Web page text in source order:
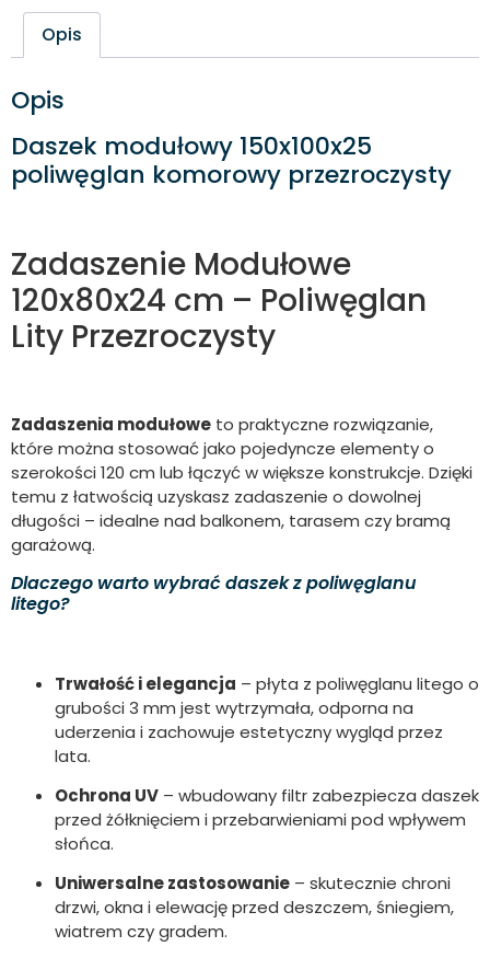
Opis
Opis
Daszek modułowy 150x100x25
poliwęglan komorowy przezroczysty
Zadaszenie Modułowe
120x80x24 cm – Poliwęglan
Lity Przezroczysty
Zadaszenia modułowe to praktyczne rozwiązanie,
które można stosować jako pojedyncze elementy o
szerokości 120 cm lub łączyć w większe konstrukcje. Dzięki
temu z łatwością uzyskasz zadaszenie o dowolnej
długości – idealne nad balkonem, tarasem czy bramą
garażową.
Dlaczego warto wybrać daszek z poliwęglanu
litego?
Trwałość i elegancja – płyta z poliwęglanu litego o
grubości 3 mm jest wytrzymała, odporna na
uderzenia i zachowuje estetyczny wygląd przez
lata.
Ochrona UV – wbudowany filtr zabezpiecza daszek
przed żółknięciem i przebarwieniami pod wpływem
słońca.
Uniwersalne zastosowanie – skutecznie chroni
drzwi, okna i elewację przed deszczem, śniegiem,
wiatrem czy gradem.